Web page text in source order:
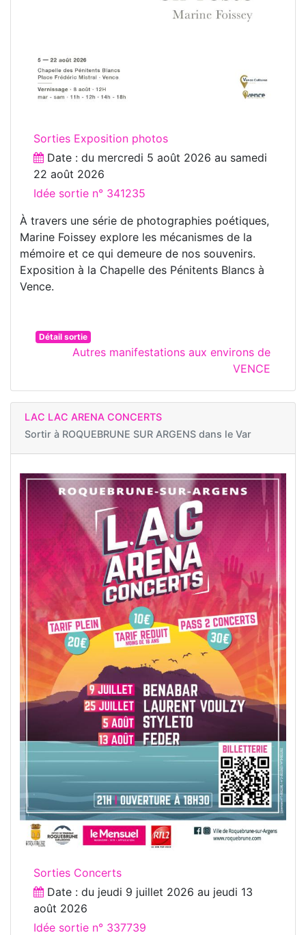
Sorties Exposition photos
Date : du mercredi 5 août 2026 au samedi
22 août 2026
Idée sortie n° 341235
À travers une série de photographies poétiques,
Marine Foissey explore les mécanismes de la
mémoire et ce qui demeure de nos souvenirs.
Exposition à la Chapelle des Pénitents Blancs à
Vence.
Détail sortie
Autres manifestations aux environs de
VENCE
LAC LAC ARENA CONCERTS
Sortir à ROQUEBRUNE SUR ARGENS dans le Var
Sorties Concerts
Date : du jeudi 9 juillet 2026 au jeudi 13
août 2026
Idée sortie n° 337739